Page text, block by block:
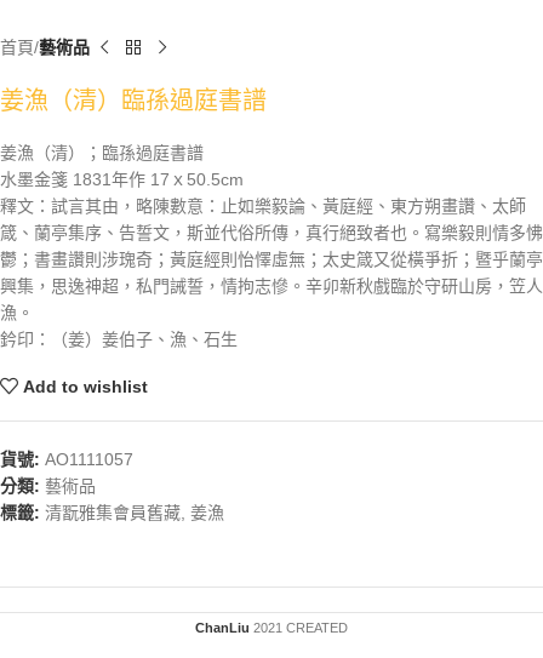
首頁 藝術品
姜漁（清）臨孫過庭書譜
姜漁（清）；臨孫過庭書譜
水墨金箋 1831年作 17ｘ50.5cm
釋文：試言其由，略陳數意：止如樂毅論、黃庭經、東方朔畫讚、太師
箴、蘭亭集序、告誓文，斯並代俗所傳，真行絕致者也。寫樂毅則情多怫
鬱；書畫讚則涉瑰奇；黃庭經則怡懌虛無；太史箴又從橫爭折；暨乎蘭亭
興集，思逸神超，私門誡誓，情拘志慘。辛卯新秋戲臨於守研山房，笠人
漁。
鈐印：（姜）姜伯子、漁、石生
Add to wishlist
貨號: AO1111057
分類: 藝術品
標籤: 清翫雅集會員舊藏 姜漁
ChanLiu 2021 CREATED